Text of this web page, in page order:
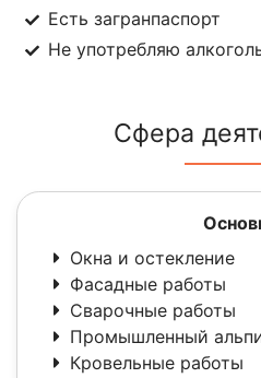
Есть загранпаспорт
Не употребляю
Сфера
Окна и остекление
Фасадные работы
Сварочные работы
Промышленный
Кровельные работы